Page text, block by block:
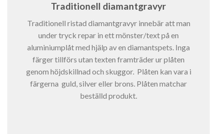
Traditionell diamantgravyr
Traditionell ristad diamantgravyr innebär att man
under tryck repar in ett mönster/text på en
aluminiumplåt med hjälp av en diamantspets. Inga
färger tillförs utan texten framträder ur plåten
genom höjdskillnad och skuggor. Plåten kan vara i
färgerna guld, silver eller brons. Plåten matchar
beställd produkt.